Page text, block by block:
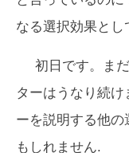
なる選択効果と
初日です。ま
ターはうなり続
ーを説明する他
もしれません.